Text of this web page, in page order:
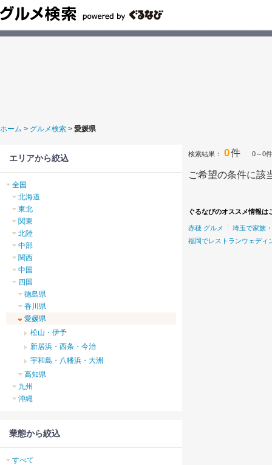
ホーム > グルメ検索 > 愛媛県
検索結果： 0件 0～0件
ご希望の条件に該
ぐるなびのオススメ情報は
赤穂 グルメ
埼玉で家族
福岡でレストランウェディ
エリアから絞込
全国
北海道
東北
関東
北陸
中部
関西
中国
四国
徳島県
香川県
愛媛県
松山・伊予
新居浜・西条・今治
宇和島・八幡浜・大洲
高知県
九州
沖縄
業態から絞込
すべて